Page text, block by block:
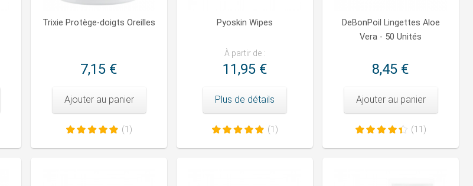
Trixie Protège-doigts Oreilles
7,15 €
Ajouter au panier
(1)
Pyoskin Wipes
À partir de :
11,95 €
Plus de détails
(1)
DeBonPoil Lingettes Aloe
Vera - 50 Unités
8,45 €
Ajouter au panier
(11)